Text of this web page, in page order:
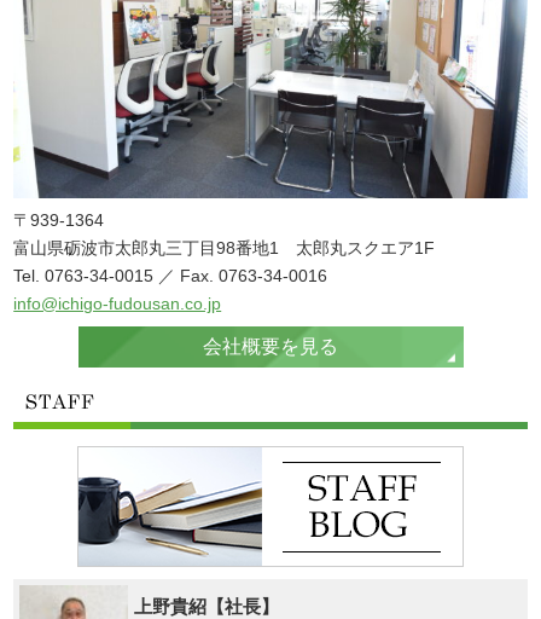
〒939-1364
富山県砺波市太郎丸三丁目98番地1 太郎丸スクエア1F
Tel. 0763-34-0015 ／ Fax. 0763-34-0016
info@ichigo-fudousan.co.jp
会社概要を見る
上野貴紹【社長】